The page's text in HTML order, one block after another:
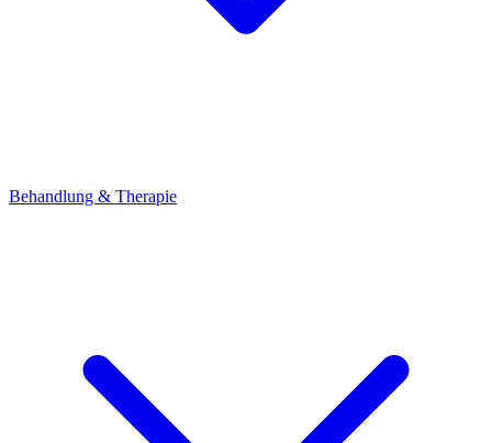
Behandlung & Therapie